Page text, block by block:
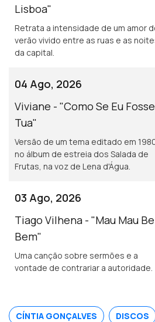
Lisboa"
Retrata a intensidade de um amor
verão vivido entre as ruas e as
da capital.
04 Ago, 2026
Viviane - "Como Se Eu Fosse
Tua"
Versão de um tema editado em
no álbum de estreia dos Salada de
Frutas, na voz de Lena d'Água.
03 Ago, 2026
Tiago Vilhena - "Mau Mau
Bem"
Uma canção sobre sermões e a
vontade de contrariar a autoridade.
CÍNTIA GONÇALVES DISCOS